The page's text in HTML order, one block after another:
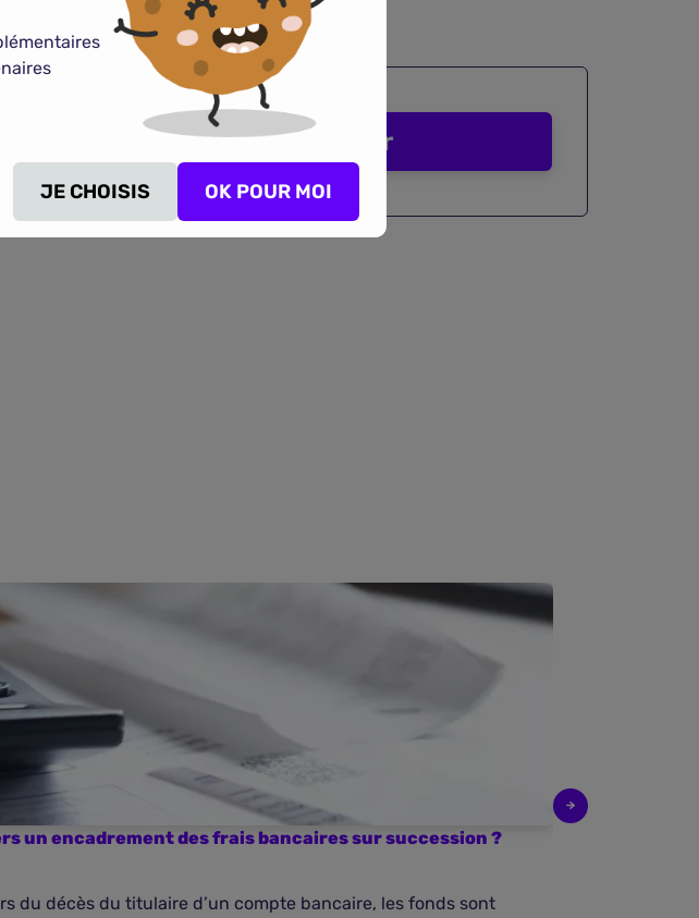
Comparer
un encadrement des frais bancaires sur succession ?
du décès du titulaire d’un compte bancaire, les fonds sont
JE CHOISIS OK POUR MOI